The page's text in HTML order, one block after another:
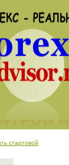
стартовой